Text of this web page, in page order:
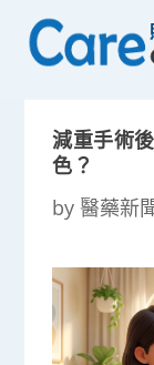
減重手術
色？
by 醫藥新